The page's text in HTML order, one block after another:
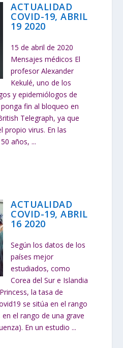
ACTUALIDAD
COVID-19, ABRIL
19 2020
15 de abril de 2020
Mensajes médicos El
profesor Alexander
Kekulé, uno de los
y epidemiólogos de
fin al bloqueo en
Telegraph, ya que
propio virus. En las
años, ...
ACTUALIDAD
COVID-19, ABRIL
16 2020
Según los datos de los
países mejor
estudiados, como
Corea del Sur e Islandia
la tasa de
se sitúa en el rango
el rango de una grave
En un estudio ...